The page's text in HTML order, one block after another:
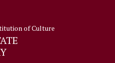
of Culture